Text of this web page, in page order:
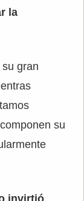
la
gran
su